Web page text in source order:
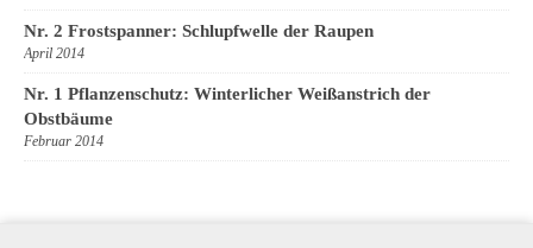
Nr. 2 Frostspanner: Schlupfwelle der Raupen
April 2014
Nr. 1 Pflanzenschutz: Winterlicher Weißanstrich der
Obstbäume
Februar 2014